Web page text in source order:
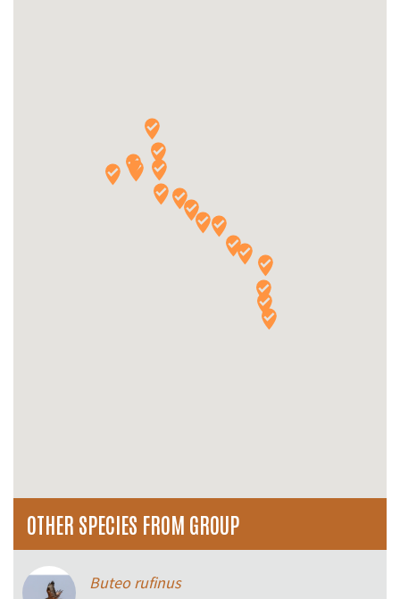
OTHER SPECIES FROM GROUP
Buteo rufinus